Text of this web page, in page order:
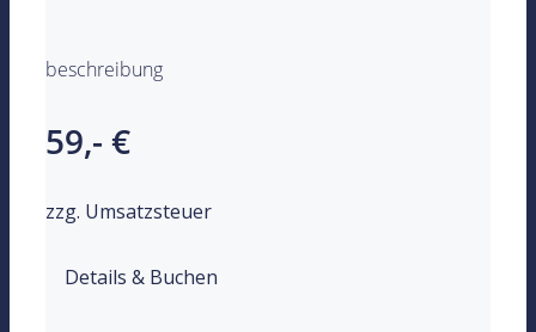
beschreibung
59,- €
zzg. Umsatzsteuer
Details & Buchen